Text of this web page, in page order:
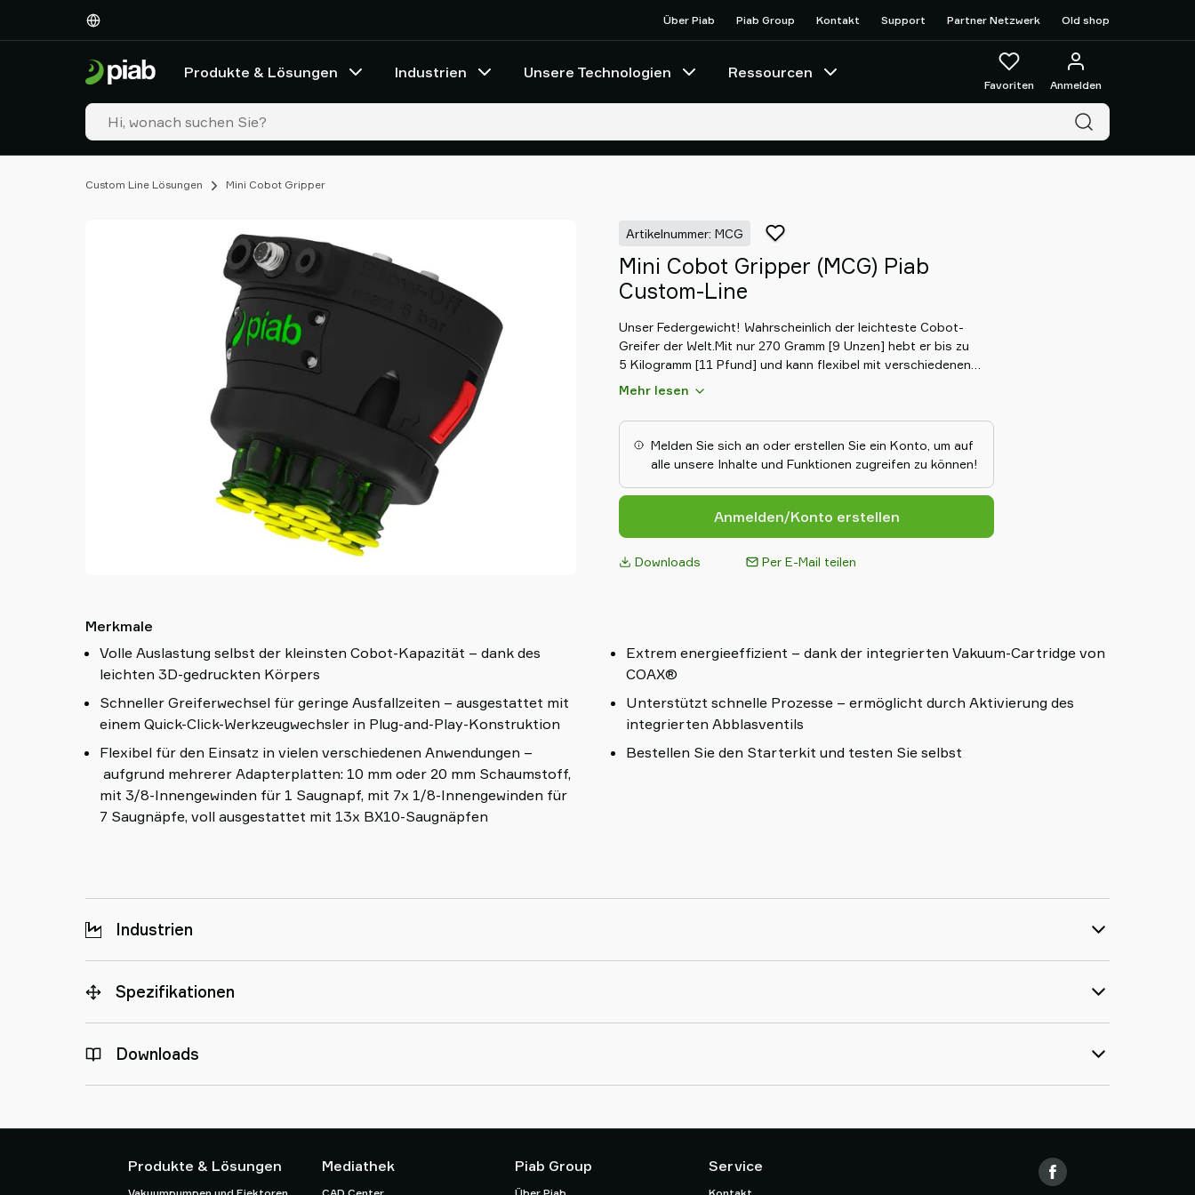
Über Piab Piab Group Kontakt Support Partner Netzwerk Old shop
Produkte & Lösungen Industrien Unsere Technologien Ressourcen
Favoriten Anmelden
Custom Line Lösungen Mini Cobot Gripper
Artikelnummer: MCG
Mini Cobot Gripper (MCG) Piab
Custom-Line
Unser Federgewicht! Wahrscheinlich der leichteste Cobot-
Greifer der Welt.Mit nur 270 Gramm [9 Unzen] hebt er bis zu
5 Kilogramm [11 Pfund] und kann flexibel mit verschiedenen
Saugaggregaten ausgestattet werden. Der integrierte COAX®-
sicheren und schnellen Halt. Mit dem MCG können Kunden die
Tragfähigkeit selbst kleinster Cobots maximieren und so die
Investitionskosten senken.Der MCG ist der Inbegriff von
modularem, flexiblem und leichtem Design, mit einem starken
und dennoch effizienten Grip für jedes Produkt.
Mehr lesen
Melden Sie sich an oder erstellen Sie ein Konto, um auf
alle unsere Inhalte und Funktionen zugreifen zu können!
Anmelden/Konto erstellen
Downloads Per E-Mail teilen
Merkmale
Volle Auslastung selbst der kleinsten Cobot-Kapazität – dank des
leichten 3D-gedruckten Körpers
Schneller Greiferwechsel für geringe Ausfallzeiten – ausgestattet mit
einem Quick-Click-Werkzeugwechsler in Plug-and-Play-Konstruktion
Flexibel für den Einsatz in vielen verschiedenen Anwendungen –
aufgrund mehrerer Adapterplatten: 10 mm oder 20 mm Schaumstoff,
mit 3/8-Innengewinden für 1 Saugnapf, mit 7x 1/8-Innengewinden für
7 Saugnäpfe, voll ausgestattet mit 13x BX10-Saugnäpfen
Extrem energieeffizient – dank der integrierten Vakuum-Cartridge von
COAX®
Unterstützt schnelle Prozesse – ermöglicht durch Aktivierung des
integrierten Abblasventils
Bestellen Sie den Starterkit und testen Sie selbst
Industrien
Spezifikationen
Downloads
Produkte & Lösungen Mediathek Piab Group Service
Produkte
Industrien
Technologien
Ressourcen